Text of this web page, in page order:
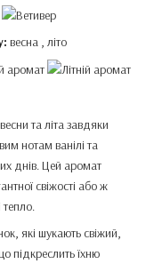
весна , літо
та літа завдяки
нотам ванілі та
днів. Цей аромат
свіжості або ж
тепло.
які шукають свіжий,
підкреслить їхню